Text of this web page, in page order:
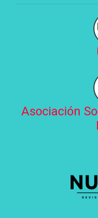
Asociación